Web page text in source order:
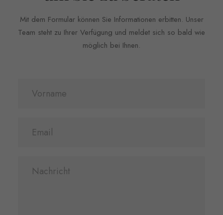
Mit dem Formular können Sie Informationen erbitten. Unser
Team steht zu Ihrer Verfügung und meldet sich so bald wie
möglich bei Ihnen.